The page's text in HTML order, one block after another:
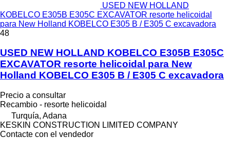
USED NEW HOLLAND
KOBELCO E305B E305C EXCAVATOR resorte helicoidal
para New Holland KOBELCO E305 B / E305 C excavadora
48
USED NEW HOLLAND KOBELCO E305B E305C
EXCAVATOR resorte helicoidal para New
Holland KOBELCO E305 B / E305 C excavadora
Precio a consultar
Recambio - resorte helicoidal
Turquía, Adana
KESKIN CONSTRUCTION LIMITED COMPANY
Contacte con el vendedor